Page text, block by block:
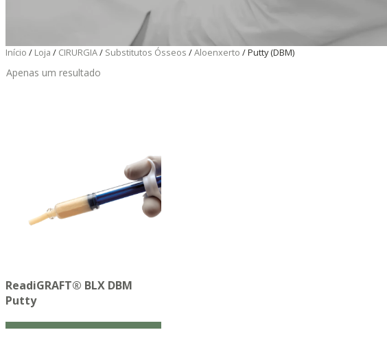
Início / Loja / CIRURGIA/ Substitutos Ósseos /Aloenxerto / Putty (DBM)
Apenas um resultado
ReadiGRAFT® BLX DBM
Putty